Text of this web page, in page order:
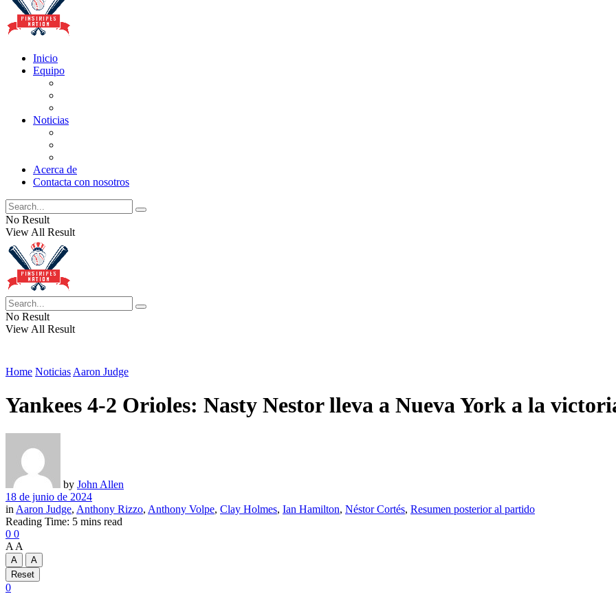
Inicio
Equipo
Noticias
Acerca de
Contacta con nosotros
No Result
View All Result
No Result
View All Result
Home Noticias Aaron Judge
Yankees 4-2 Orioles: Nasty Nestor lleva a Nueva York a la
by John Allen
18 de junio de 2024
in Aaron Judge, Anthony Rizzo, Anthony Volpe, Clay Holmes, Ian Hamilton, Néstor Cortés, Resumen posterior al partido
Reading Time: 5 mins read
0 0
A A
A
A
Reset
0